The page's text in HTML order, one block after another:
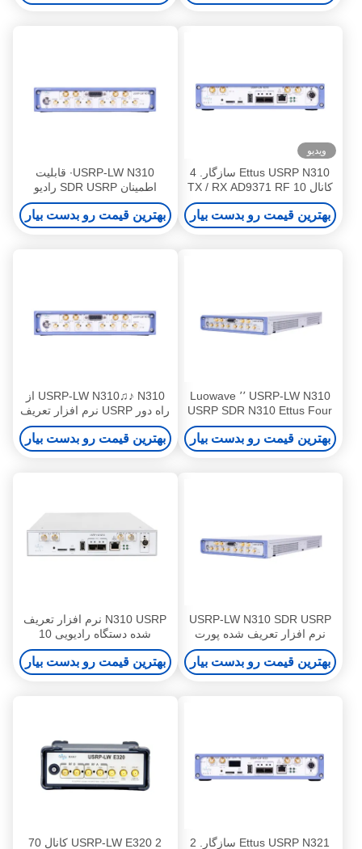
XilinxZynq-7100 SoC FPGA 2
ویدیو
Ettus USRP N310 سازگار. 4
کانال TX / RX AD9371 RF 10
MHz-6 GHz 100 MHz BW هر
XilinxZynq-7100 SoC FPGA،
2 × SFP + PortsUSRP دستگاه
بهترین قیمت رو بدست بیار
USRP-LW N310∙ قابلیت
اطمینان SDR USRP رادیو
تعریف شده توسط نرم افزار
Ettus N310 دقت بالا
بهترین قیمت رو بدست بیار
USRP-LW N310 ٬٬ Luowave
USRP SDR N310 Ettus Four
انتقال DAC 14 بیت 100MHz در
هر کانال
بهترین قیمت رو بدست بیار
USRP-LW N310♫♪ N310 از
راه دور USRP نرم افزار تعریف
شده رادیو چگالی کانال بالا
بهترین قیمت رو بدست بیار
USRP-LW N310 SDR USRP
نرم افزار تعریف شده پورت
رادیویی اترنت کم تأخیر
بهترین قیمت رو بدست بیار
N310 USRP نرم افزار تعریف
شده دستگاه رادیویی 10
مگاهرتز تا 6 گیگاهرتز
بهترین قیمت رو بدست بیار
Ettus USRP N321 سازگار. 2
USRP-LW E320 2 کانال 70